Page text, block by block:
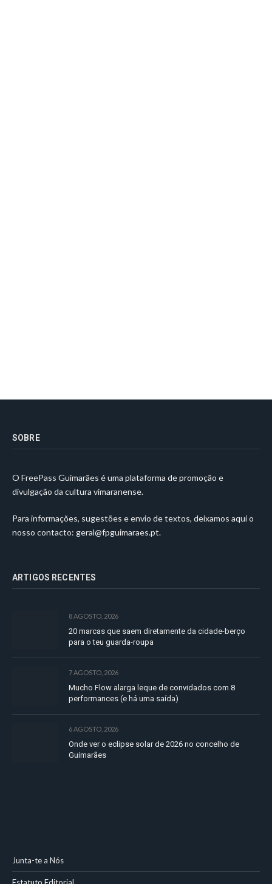
SOBRE
O FreePass Guimarães é uma plataforma de promoção e
divulgação da cultura vimaranense.
Para informações, sugestões e envio de textos, deixamos aqui o
nosso contacto: geral@fpguimaraes.pt.
ARTIGOS RECENTES
8 AGOSTO, 2026
20 marcas que saem diretamente da cidade-berço
para o teu guarda-roupa
7 AGOSTO, 2026
Mucho Flow alarga leque de convidados com 8
performances (e há uma saída)
6 AGOSTO, 2026
Onde ver o eclipse solar de 2026 no concelho de
Guimarães
Junta-te a Nós